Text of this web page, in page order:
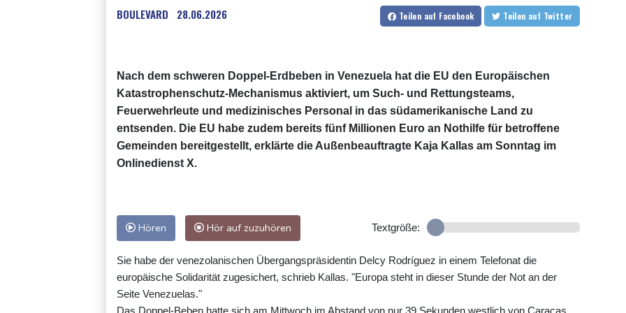
BOULEVARD 28.06.2026 Teilen auf Facebook Teilen auf Twitter
Nach dem schweren Doppel-Erdbeben in Venezuela hat die EU den Europäischen
Katastrophenschutz-Mechanismus aktiviert, um Such- und Rettungsteams,
Feuerwehrleute und medizinisches Personal in das südamerikanische Land zu
entsenden. Die EU habe zudem bereits fünf Millionen Euro an Nothilfe für betroffene
Gemeinden bereitgestellt, erklärte die Außenbeauftragte Kaja Kallas am Sonntag im
Onlinedienst X.
Hören Hör auf zuzuhören Textgröße:
Sie habe der venezolanischen Übergangspräsidentin Delcy Rodríguez in einem Telefonat die
europäische Solidarität zugesichert, schrieb Kallas. "Europa steht in dieser Stunde der Not an der
Seite Venezuelas."